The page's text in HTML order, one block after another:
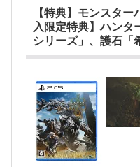
【特典】モンスタ
入限定特典】ハンタ
シリーズ」、護石「